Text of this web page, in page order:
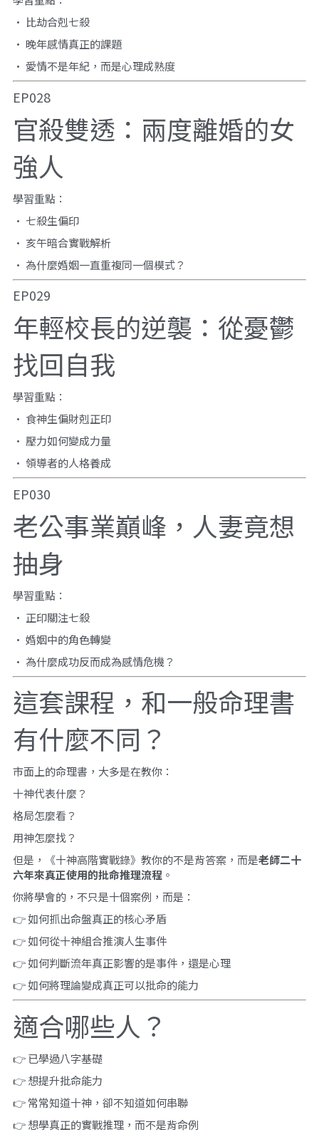
• 比劫合剋七殺
• 晚年感情真正的課題
• 愛情不是年紀，而是心理成熟度
EP028
官殺雙透：兩度離婚的女
強人
學習重點：
• 七殺生偏印
• 亥午暗合實戰解析
• 為什麼婚姻一直重複同一個模式？
EP029
年輕校長的逆襲：從憂鬱
找回自我
學習重點：
• 食神生偏財剋正印
• 壓力如何變成力量
• 領導者的人格養成
EP030
老公事業巔峰，人妻竟想
抽身
學習重點：
• 正印關注七殺
• 婚姻中的角色轉變
• 為什麼成功反而成為感情危機？
這套課程，和一般命理書
有什麼不同？
市面上的命理書，大多是在教你：
十神代表什麼？
格局怎麼看？
用神怎麼找？
但是，《十神高階實戰錄》教你的不是背答案，而是老師二十
六年來真正使用的批命推理流程 。
你將學會的，不只是十個案例，而是：
👉 如何抓出命盤真正的核心矛盾
👉 如何從十神組合推演人生事件
👉 如何判斷流年真正影響的是事件，還是心理
👉 如何將理論變成真正可以批命的能力
適合哪些人？
👉 已學過八字基礎
👉 想提升批命能力
👉 常常知道十神，卻不知道如何串聯
👉 想學真正的實戰推理，而不是背命例